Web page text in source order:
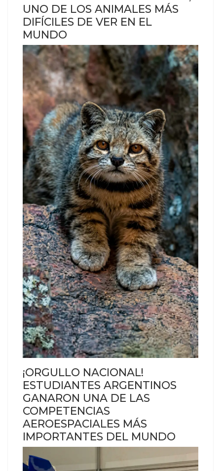
UNO DE LOS ANIMALES MÁS
DIFÍCILES DE VER EN EL
MUNDO
¡ORGULLO NACIONAL!
ESTUDIANTES ARGENTINOS
GANARON UNA DE LAS
COMPETENCIAS
AEROESPACIALES MÁS
IMPORTANTES DEL MUNDO